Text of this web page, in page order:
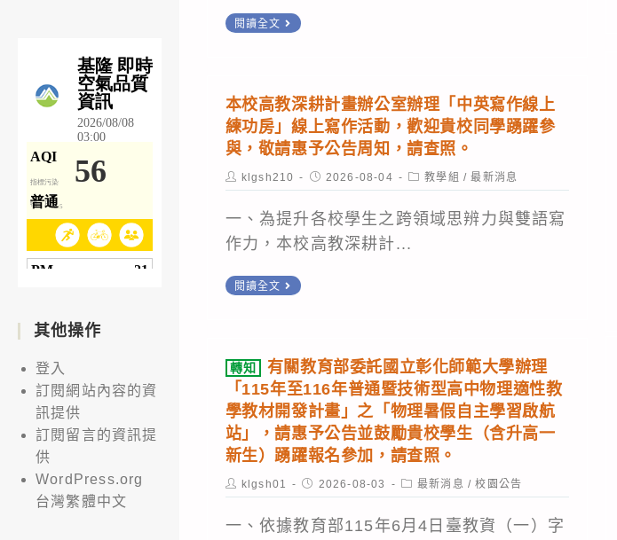
12
參
國
際
少
年
運
動
會
跆
項
目
成
績
優
異，
謝
閱讀全文
教
署
委
請
國
立
臺
師
學
辦
理
「114
至
115
年
本校高教深耕計畫辦公室辦理「中英寫作線上
練功房」線上寫作活動，歡迎貴校同學踴躍參
與，敬請惠予公告周知，請查照。
Post
author:
klgsh210
Post
published:
2026-08-04
Post
category:
教學組 / 最新消息
一、為提升各校學生之跨領域思辨力與雙語寫
作力，本校高教深耕計...
閱讀全文
本
教
深
耕
計
畫
辦
室
轉知
有關教育部委託國立彰化師範大學辦理
「115年至116年普通暨技術型高中物理適性教
學教材開發計畫」之「物理暑假自主學習啟航
站」，請惠予公告並鼓勵貴校學生（含升高一
新生）踴躍報名參加，請查照。
Post
author:
klgsh01
Post
published:
2026-08-03
Post
category:
最新消息 / 校園公告
一、依據教育部115年6月4日臺教資（一）字
其他操作
登入
訂閱網站內容的資
訊提供
訂閱留言的資訊提
供
WordPress.org
台灣繁體中文